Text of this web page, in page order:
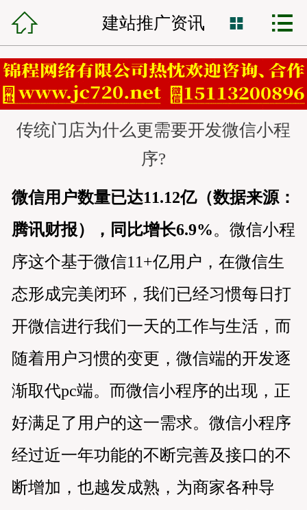
 锦程首页
网站建设
小程序开发
VR全景制作
网站托管
锦程资讯
 建站推广资讯  
传统门店为什么更需要开发微信小程
序?
微信用户数量已达11.12亿（数据来源：
腾讯财报），同比增长6.9%。微信小程
序这个基于微信11+亿用户，在微信生
态形成完美闭环，我们已经习惯每日打
开微信进行我们一天的工作与生活，而
随着用户习惯的变更，微信端的开发逐
渐取代pc端。而微信小程序的出现，正
好满足了用户的这一需求。微信小程序
经过近一年功能的不断完善及接口的不
断增加，也越发成熟，为商家各种导